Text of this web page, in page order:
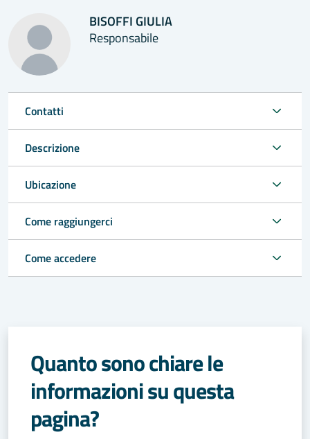
BISOFFI GIULIA
Responsabile
Contatti
Descrizione
Ubicazione
Come raggiungerci
Come accedere
Quanto sono chiare le
informazioni su questa
pagina?